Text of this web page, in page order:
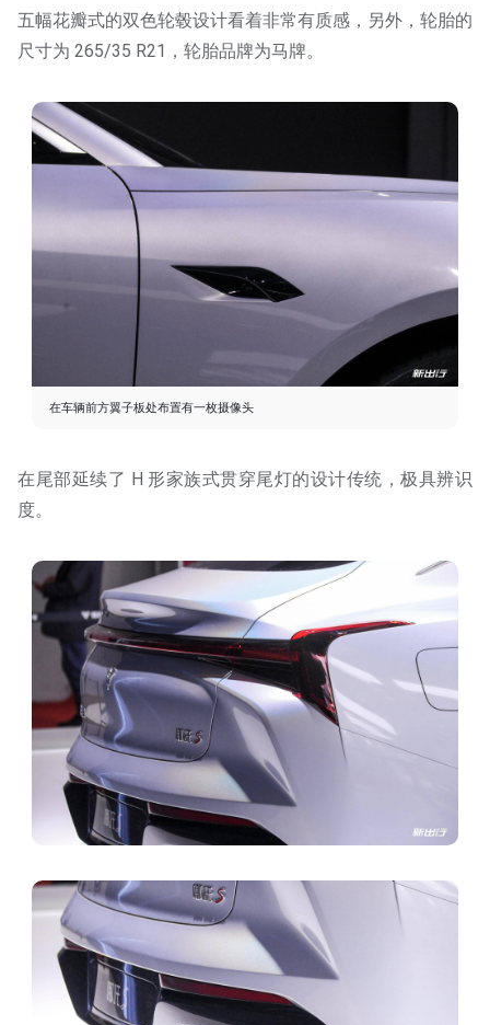
五幅花瓣式的双色轮毂设计看着非常有质感，另外，轮胎的
尺寸为 265/35 R21，轮胎品牌为马牌。
在车辆前方翼子板处布置有一枚摄像头
在尾部延续了 H 形家族式贯穿尾灯的设计传统，极具辨识
度。